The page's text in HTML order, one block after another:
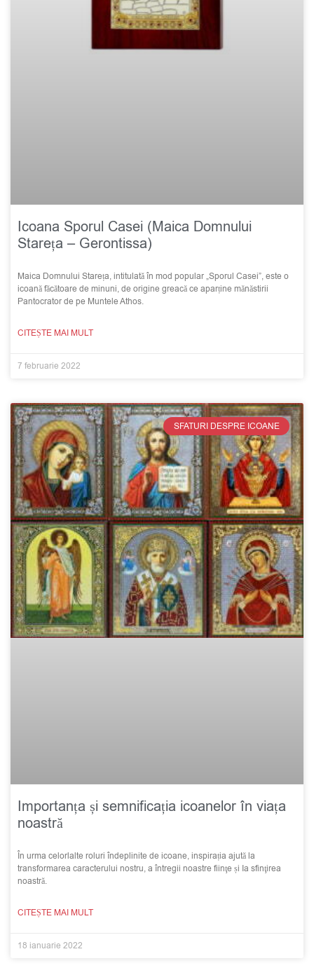
Icoana Sporul Casei (Maica Domnului
Stareța – Gerontissa)
Maica Domnului Stareța, intitulată în mod popular „Sporul Casei”, este o
icoană făcătoare de minuni, de origine greacă ce aparține mănăstirii
Pantocrator de pe Muntele Athos.
CITEȘTE MAI MULT
7 februarie 2022
SFATURI DESPRE ICOANE
Importanța și semnificația icoanelor în viața
noastră
În urma celorlalte roluri îndeplinite de icoane, inspirația ajută la
transformarea caracterului nostru, a întregii noastre fiinţe și Ia sfinţirea
noastră.
CITEȘTE MAI MULT
18 ianuarie 2022